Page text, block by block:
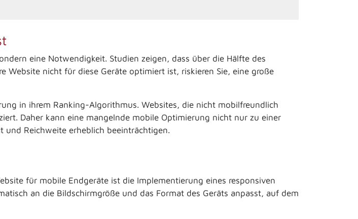
eine Notwendigkeit. Studien zeigen, dass über die Hälfte des
nicht für diese Geräte optimiert ist, riskieren Sie, eine große
in ihrem Ranking-Algorithmus. Websites, die nicht mobilfreundlich
Daher kann eine mangelnde mobile Optimierung nicht nur zu einer
und Reichweite erheblich beeinträchtigen.
für mobile Endgeräte ist die Implementierung eines responsiven
an die Bildschirmgröße und das Format des Geräts anpasst, auf dem